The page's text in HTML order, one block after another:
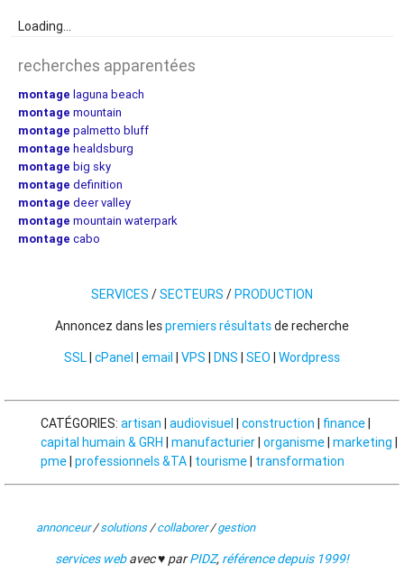
Loading...
recherches apparentées
montage laguna beach
montage mountain
montage palmetto bluff
montage healdsburg
montage big sky
montage definition
montage deer valley
montage mountain waterpark
montage cabo
SERVICES /SECTEURS /PRODUCTION
Annoncez dans lespremiers résultatsde recherche
SSL| cPanel | email | VPS | DNS | SEO | Wordpress
CATÉGORIES: artisan | audiovisuel | construction | finance|
capital humain & GRH | manufacturier| organisme| marketing |
pme| professionnels &TA| tourisme| transformation
annonceur/solutions/collaborer/gestion
services webavec ♥ parPIDZ, référence depuis 1999!